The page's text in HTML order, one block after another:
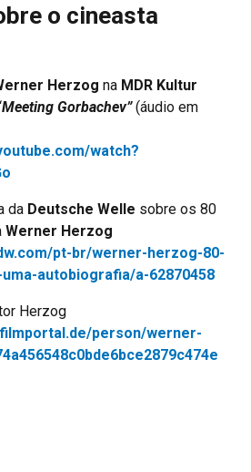
o cineasta
Herzog na MDR Kultur
Meeting Gorbachev”(áudio em
watch?
da Deutsche Welle sobre os 80
Werner Herzog
pt-br/werner-herzog-80-
autobiografia/a-62870458
Herzog
person/werner-